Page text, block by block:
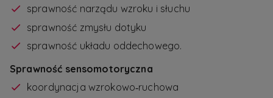
sprawność narządu wzroku i słuchu
sprawność zmysłu dotyku
sprawność układu oddechowego.
Sprawność sensomotoryczna
koordynacja wzrokowo‑ruchowa